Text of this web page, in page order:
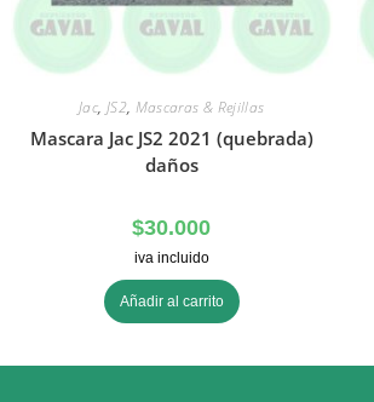
Jac, JS2, Mascaras & Rejillas
Mascara Jac JS2 2021 (quebrada)
daños
$30.000
iva incluido
Añadir al carrito